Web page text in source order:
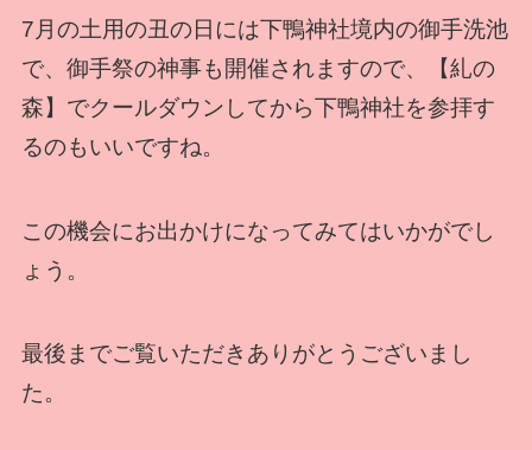
7月の土用の丑の日には下鴨神社境内の御手洗池
で、御手祭の神事も開催されますので、【糺の
森】でクールダウンしてから下鴨神社を参拝す
るのもいいですね。
この機会にお出かけになってみてはいかがでし
ょう。
最後までご覧いただきありがとうございまし
た。